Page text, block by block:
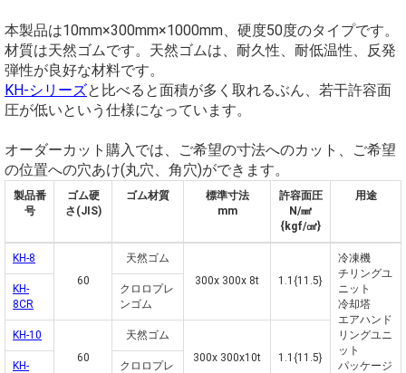
本製品は10mm×300mm×1000mm、硬度50度のタイプです。
材質は天然ゴムです。天然ゴムは、耐久性、耐低温性、反発
弾性が良好な材料です。
KH-シリーズと比べると面積が多く取れるぶん、若干許容面
圧が低いという仕様になっています。
オーダーカット購入では、ご希望の寸法へのカット、ご希望
の位置への穴あけ(丸穴、角穴)ができます。
製品番
号
ゴム硬
さ(JIS)
ゴム材質
標準寸法
mm
許容面圧
N/㎟
{kgf/㎠}
用途
KH-8
60
天然ゴム
300x 300x 8t
1.1{11.5}
冷凍機
チリングユ
ニット
冷却塔
エアハンド
リングユニ
ット
パッケージ
KH-
8CR
クロロプレ
ンゴム
KH-10
60
天然ゴム
300x 300x10t
1.1{11.5}
KH-
クロロプレ